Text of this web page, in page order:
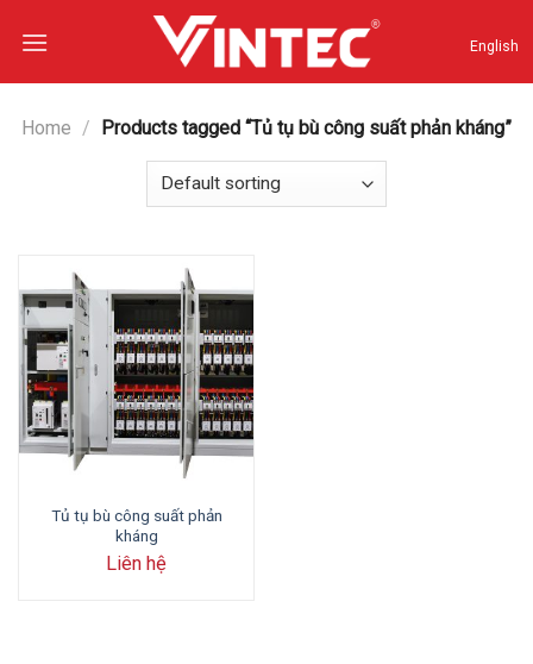
English
Home / Products tagged “Tủ tụ bù công suất phản kháng”
Tủ tụ bù công suất phản
kháng
Liên hệ